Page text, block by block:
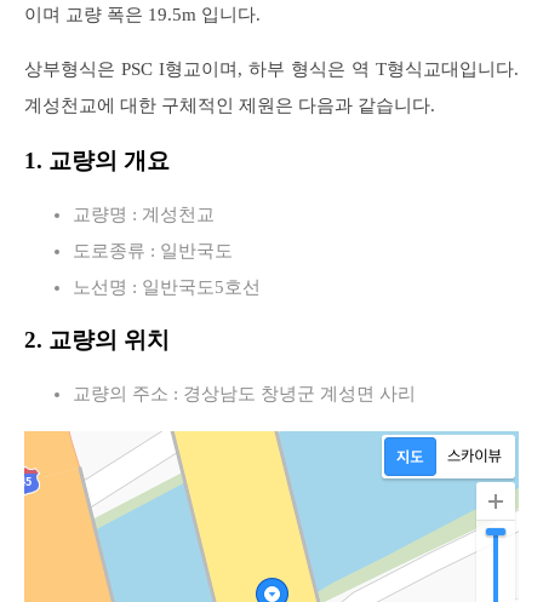
이며 교량 폭은 19.5m 입니다.
상부형식은 PSC I형교이며, 하부 형식은 역 T형식교대입니다.
계성천교에 대한 구체적인 제원은 다음과 같습니다.
1. 교량의 개요
교량명 : 계성천교
도로종류 : 일반국도
노선명 : 일반국도5호선
2. 교량의 위치
교량의 주소 : 경상남도 창녕군 계성면 사리